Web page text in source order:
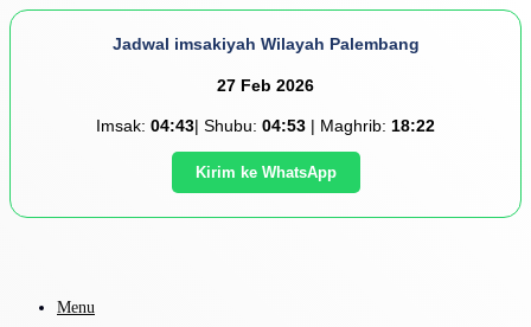
Jadwal imsakiyah Wilayah Palembang
27 Feb 2026
Imsak: 04:43| Shubu: 04:53 | Maghrib: 18:22
Kirim ke WhatsApp
Menu